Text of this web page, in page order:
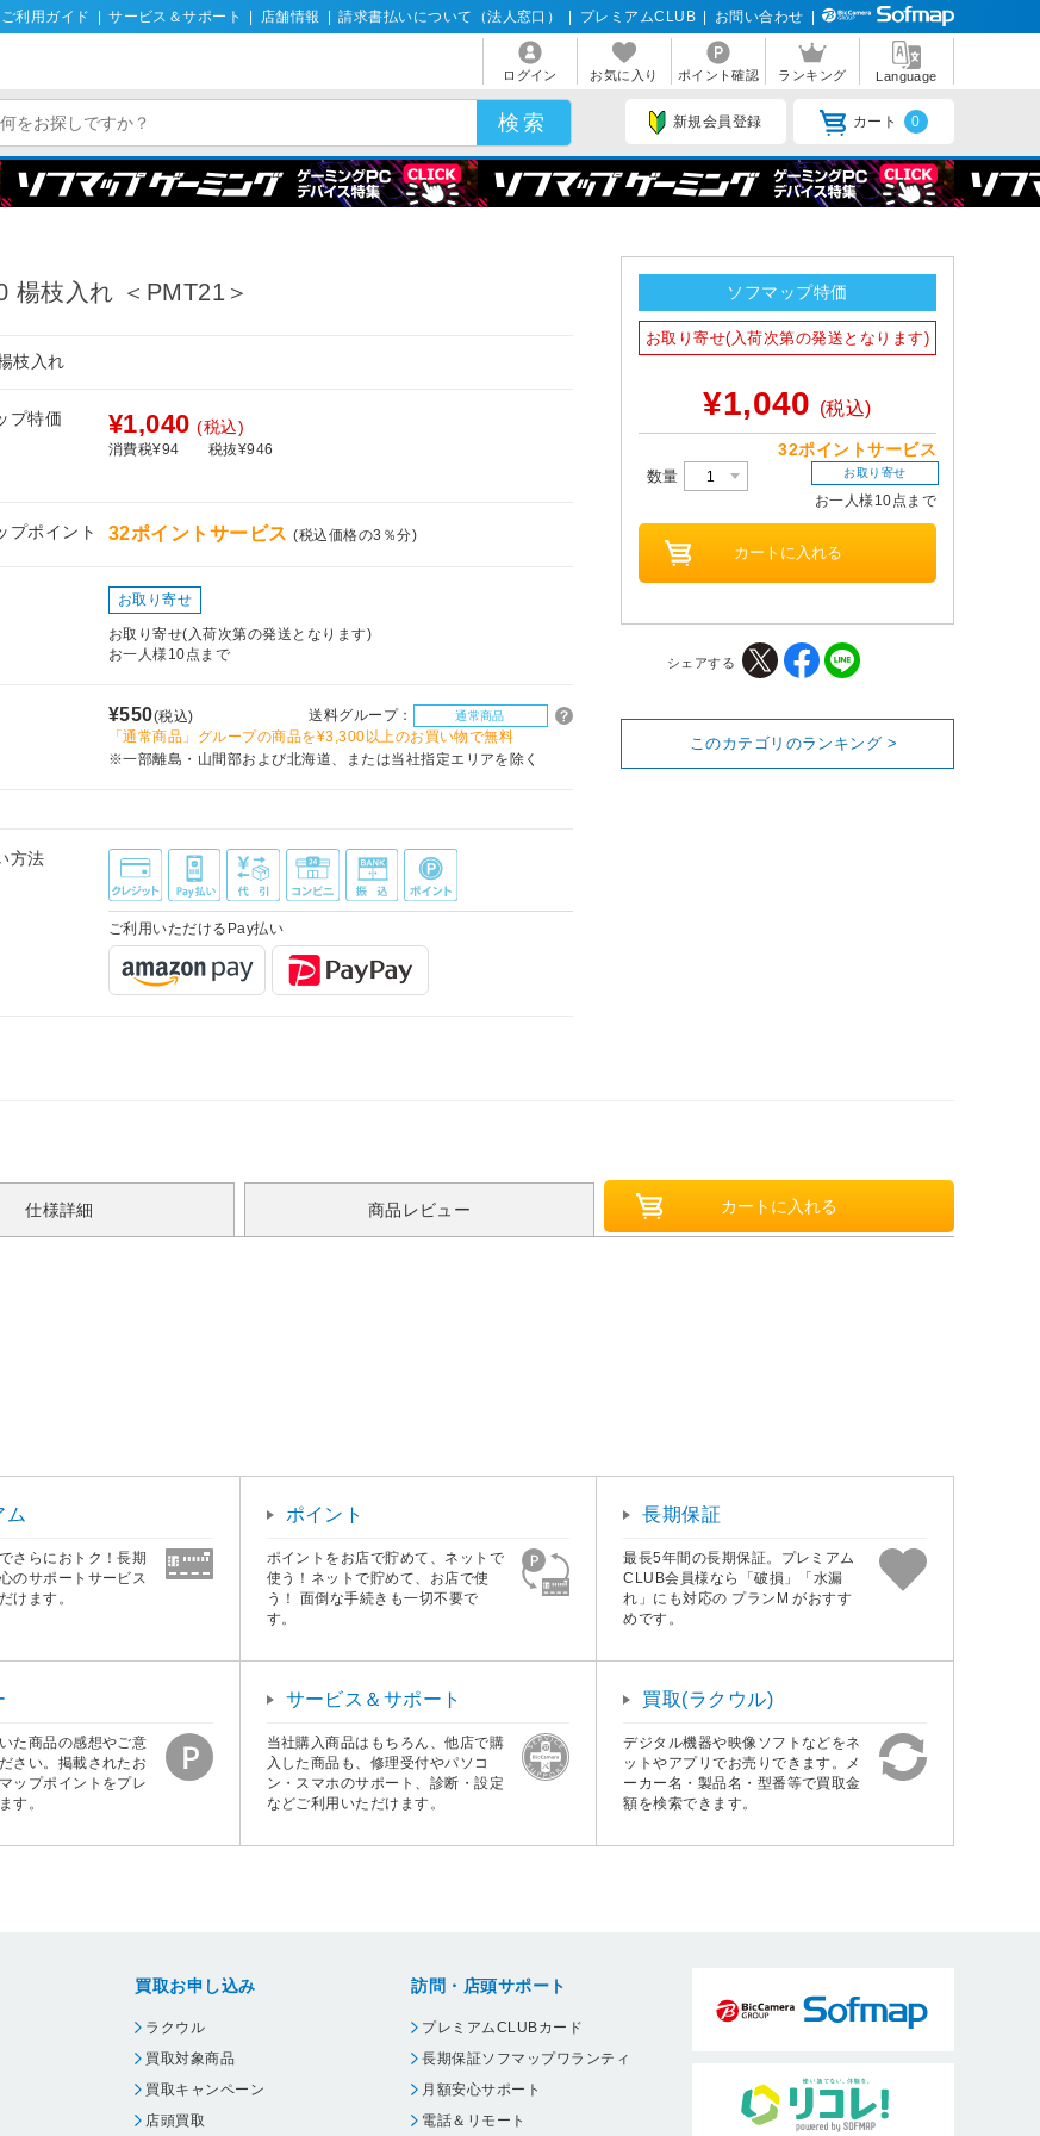
ご利用ガイド サービス＆サポート 店舗情報 請求書払いについて（法人窓口） プレミアムCLUB お問い合わせ
ログイン お気に入り ポイント確認 ランキング Language
新規会員登録 カート 0
楊枝入れ ＜PMT21＞
枝入れ
プ特価 ¥1,040 (税込)
消費税¥94 税抜¥946
プポイント 32ポイントサービス(税込価格の3％分)
お取り寄せ
お取り寄せ(入荷次第の発送となります)
お一人様10点まで
¥550(税込) 送料グループ： 通常商品
「通常商品」グループの商品を¥3,300以上のお買い物で無料
※一部離島・山間部および北海道、または当社指定エリアを除く
方法
ご利用いただけるPay払い
ソフマップ特価
お取り寄せ(入荷次第の発送となります)
¥1,040 (税込)
32ポイントサービス
数量 お取り寄せ
お一人様10点まで
シェアする
このカテゴリのランキング >
仕様詳細 商品レビュー
ム
さらにおトク！長期
のサポートサービス
けます。
ポイント
ポイントをお店で貯めて、ネットで
使う！ネットで貯めて、お店で使
う！ 面倒な手続きも一切不要で
す。
長期保証
最長5年間の長期保証。プレミアム
CLUB会員様なら「破損」「水漏
れ」にも対応の プランM がおすす
めです。
た商品の感想やご意
さい。掲載されたお
ップポイントをプレ
す。
サービス＆サポート
当社購入商品はもちろん、他店で購
入した商品も、修理受付やパソコ
ン・スマホのサポート、診断・設定
などご利用いただけます。
買取(ラクウル)
デジタル機器や映像ソフトなどをネ
ットやアプリでお売りできます。メ
ーカー名・製品名・型番等で買取金
額を検索できます。
買取お申し込み
ラクウル
買取対象商品
買取キャンペーン
店頭買取
訪問・店頭サポート
プレミアムCLUBカード
長期保証ソフマップワランティ
月額安心サポート
電話＆リモート